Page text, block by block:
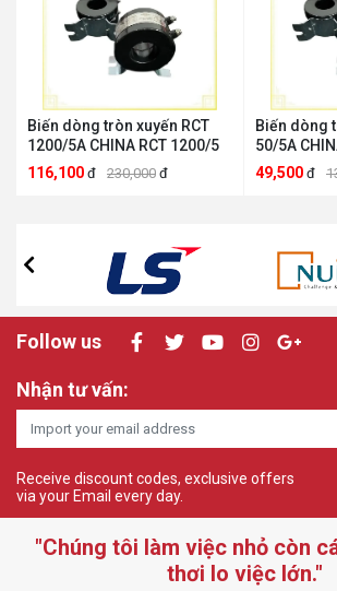
Biến dòng tròn xuyến RCT
1200/5A CHINA RCT 1200/5
116,100 đ 230,000 đ
Biến dòng
50/5A
49,500 đ
Follow us
Nhận tư vấn:
Receive discount codes, exclusive offers
via your Email every day.
"Chúng tôi làm việc nhỏ còn
thơi lo việc lớn."